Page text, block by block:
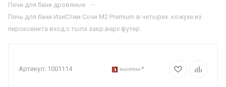
Печи для бани дровяные —
Печь для бани ИзиСтим Сочи М2 Premium в четырех. кожухе из
пироксенита вход с тыла закр.верх футер.
Артикул: 1001114